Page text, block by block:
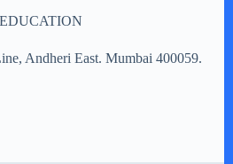
Andheri East. Mumbai 400059.